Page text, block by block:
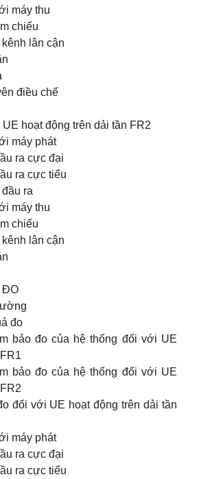
máy thu
chiếu
lân cận
điều chế
hoạt động trên dải tần FR2
máy phát
ra cực đại
ra cực tiểu
ra
máy thu
chiếu
lân cận
ĐO
đo
bảo đo của hệ thống đối với UE
bảo đo của hệ thống đối với UE
đối với UE hoạt động trên dải tần
máy phát
ra cực đại
ra cực tiểu